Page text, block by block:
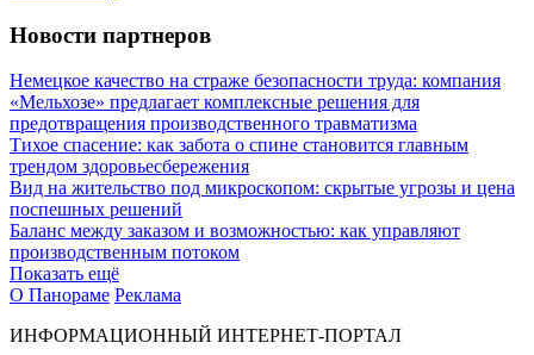
Новости партнеров
Немецкое качество на страже безопасности труда: компания
«Мельхозе» предлагает комплексные решения для
предотвращения производственного травматизма
Тихое спасение: как забота о спине становится главным
трендом здоровьесбережения
Вид на жительство под микроскопом: скрытые угрозы и цена
поспешных решений
Баланс между заказом и возможностью: как управляют
производственным потоком
Показать ещё
О Панораме Реклама
ИНФОРМАЦИОННЫЙ ИНТЕРНЕТ-ПОРТАЛ